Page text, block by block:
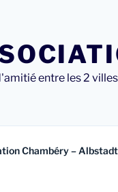
entre les 2 villes
Chambéry – Albstadt